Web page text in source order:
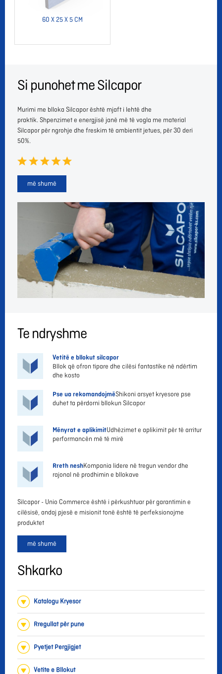
60 X 25 X 5 CM
Si punohet me Silcapor
Murimi me blloka Silcapor është mjaft i lehtë dhe
praktik. Shpenzimet e energjisë janë më të vogla me material
Silcapor për ngrohje dhe freskim të ambientit jetues, për 30 deri
50%.
më shumë
Te ndryshme
Vetitë e bllokut silcapor
Bllok që ofron tipare dhe cilësi fantastike në ndërtim
dhe kosto
Pse ua rekomandojmëShikoni arsyet kryesore pse
duhet ta përdorni bllokun Silcapor
Mënyrat e aplikimitUdhëzimet e aplikimit për të arritur
performancën më të mirë
Rreth neshKompania lidere në tregun vendor dhe
rajonal në prodhimin e bllokave
Silcapor - Unio Commerce është i përkushtuar për garantimin e
cilësisë, andaj pjesë e misionit tonë është të perfeksionojme
produktet
më shumë
Shkarko
Katalogu Kryesor
Rregullat për pune
Pyetjet Pergjigjet
Vetite e Bllokut